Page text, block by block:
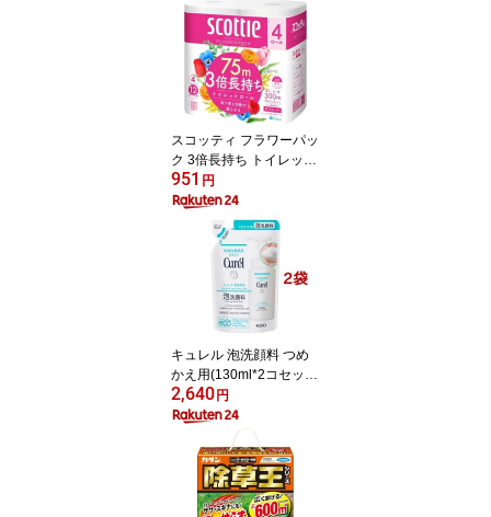
スコッティ フラワーパッ
ク 3倍長持ち トイレット
ペーパー ダブル(75m×4
ロール)【3brnd-11】【D
reg063】【x9q】【2sh2
4】【スコッティ(SCOTT
IE)】[トイレットペーパ
951 円
キュレル 泡洗顔料 つめ
かえ用(130ml*2コセッ
ト)【キュレル】
2,640 円